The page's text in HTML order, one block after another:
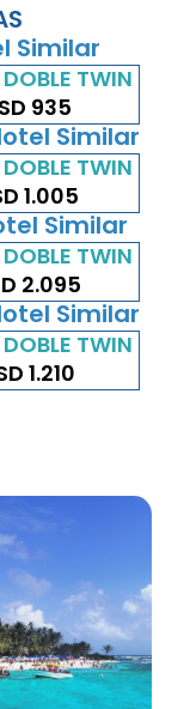
Similar
TWIN​
935
Similar
TWIN​
1.005
Similar
TWIN​
2.095
Similar
TWIN​
1.210